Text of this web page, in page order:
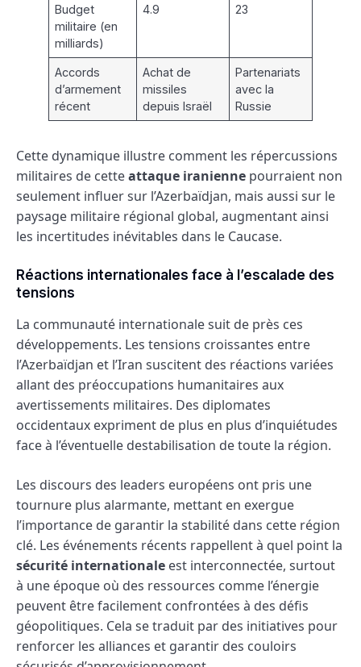
Budget
militaire (en
milliards)
4.9 23
Accords
d’armement
récent
Achat de
missiles
depuis Israël
Partenariats
avec la
Russie
Cette dynamique illustre comment les répercussions
militaires de cetteattaque iranienne pourraient non
seulement influer sur l’Azerbaïdjan, mais aussi sur le
paysage militaire régional global, augmentant ainsi
les incertitudes inévitables dans le Caucase.
Réactions internationales face à l’escalade des
tensions
La communauté internationale suit de près ces
développements. Les tensions croissantes entre
l’Azerbaïdjan et l’Iran suscitent des réactions variées
allant des préoccupations humanitaires aux
avertissements militaires. Des diplomates
occidentaux expriment de plus en plus d’inquiétudes
face à l’éventuelle destabilisation de toute la région.
Les discours des leaders européens ont pris une
tournure plus alarmante, mettant en exergue
l’importance de garantir la stabilité dans cette région
clé. Les événements récents rappellent à quel point la
sécurité internationale est interconnectée, surtout
à une époque où des ressources comme l’énergie
peuvent être facilement confrontées à des défis
géopolitiques. Cela se traduit par des initiatives pour
renforcer les alliances et garantir des couloirs